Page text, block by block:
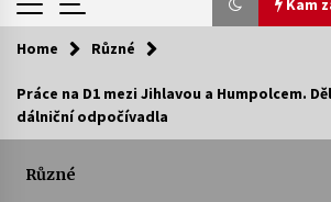
Kam
Kam za kulturou?
Home Různé
Práce na D1 mezi Jihlavou a Humpolcem.
dálniční odpočívadla
Různé